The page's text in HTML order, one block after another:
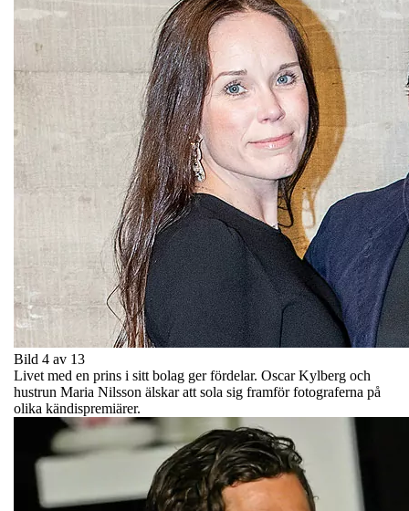
Bild 4 av 13
Livet med en prins i sitt bolag ger fördelar. Oscar Kylberg och
hustrun Maria Nilsson älskar att sola sig framför fotograferna på
olika kändispremiärer.